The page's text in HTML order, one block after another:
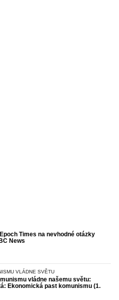
Times na nevhodné otázky
News
VLÁDNE SVĚTU
vládne našemu světu:
Ekonomická past komunismu (1.